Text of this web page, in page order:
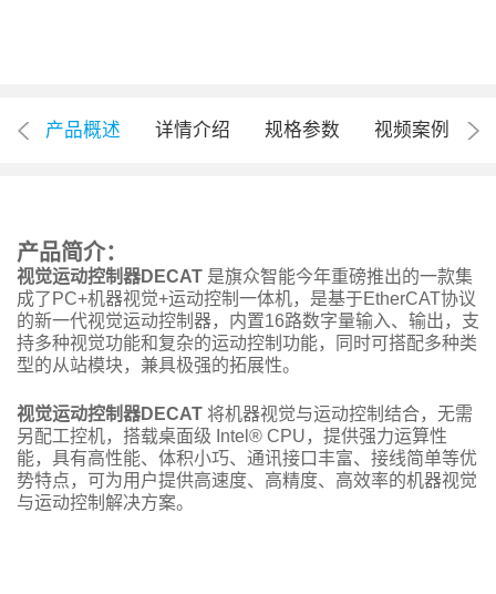
产品概述 详情介绍 规格参数 视频案例
产品简介：
视觉运动控制器DECAT 是旗众智能今年重磅推出的一款集
成了PC+机器视觉+运动控制一体机，是基于EtherCAT协议
的新一代视觉运动控制器，内置16路数字量输入、输出，支
持多种视觉功能和复杂的运动控制功能，同时可搭配多种类
型的从站模块，兼具极强的拓展性。
视觉运动控制器DECAT 将机器视觉与运动控制结合，无需
另配工控机，搭载桌面级 Intel® CPU，提供强力运算性
能，具有高性能、体积小巧、通讯接口丰富、接线简单等优
势特点，可为用户提供高速度、高精度、高效率的机器视觉
与运动控制解决方案。